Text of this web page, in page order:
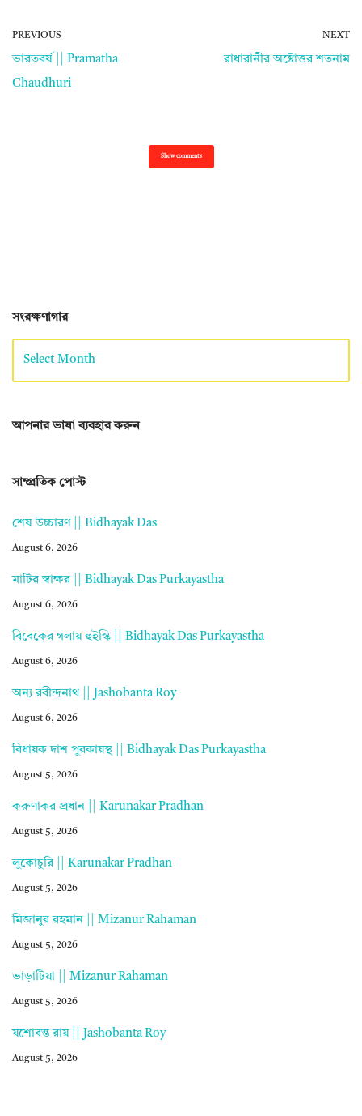
PREVIOUS
ভারতবর্ষ || Pramatha
Chaudhuri
NEXT
রাধারানীর অষ্টোত্তর শতনাম
Show comments
সংরক্ষণাগার
আপনার ভাষা ব্যবহার করুন
সাম্প্রতিক পোস্ট
শেষ উচ্চারণ || Bidhayak Das
August 6, 2026
মাটির স্বাক্ষর || Bidhayak Das Purkayastha
August 6, 2026
বিবেকের গলায় হুইস্কি || Bidhayak Das Purkayastha
August 6, 2026
অন্য রবীন্দ্রনাথ || Jashobanta Roy
August 6, 2026
বিধায়ক দাশ পুরকায়স্থ || Bidhayak Das Purkayastha
August 5, 2026
করুণাকর প্রধান || Karunakar Pradhan
August 5, 2026
লুকোচুরি || Karunakar Pradhan
August 5, 2026
মিজানুর রহমান || Mizanur Rahaman
August 5, 2026
ভাড়াটিয়া || Mizanur Rahaman
August 5, 2026
যশোবন্ত রায় || Jashobanta Roy
August 5, 2026